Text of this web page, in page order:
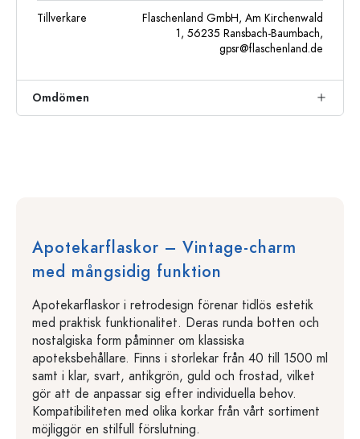
Tillverkare
Flaschenland GmbH, Am Kirchenwald
1, 56235 Ransbach-Baumbach,
gpsr@flaschenland.de
Omdömen
Apotekarflaskor – Vintage-charm
med mångsidig funktion
Apotekarflaskor i retrodesign förenar tidlös estetik
med praktisk funktionalitet. Deras runda botten och
nostalgiska form påminner om klassiska
apoteksbehållare. Finns i storlekar från 40 till 1500 ml
samt i klar, svart, antikgrön, guld och frostad, vilket
gör att de anpassar sig efter individuella behov.
Kompatibiliteten med olika korkar från vårt sortiment
möjliggör en stilfull förslutning.